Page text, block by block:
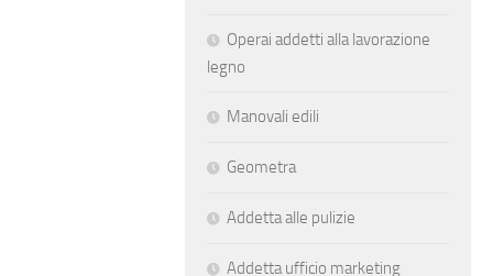
Operai addetti alla lavorazione
legno
Manovali edili
Geometra
Addetta alle pulizie
Addetta ufficio marketing